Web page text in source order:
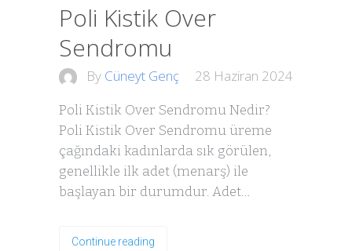
Poli Kistik Over
Sendromu
By Cüneyt Genç 28 Haziran 2024
Poli Kistik Over Sendromu Nedir?
Poli Kistik Over Sendromu üreme
çağındaki kadınlarda sık görülen,
genellikle ilk adet (menarş) ile
başlayan bir durumdur. Adet…
Continue reading